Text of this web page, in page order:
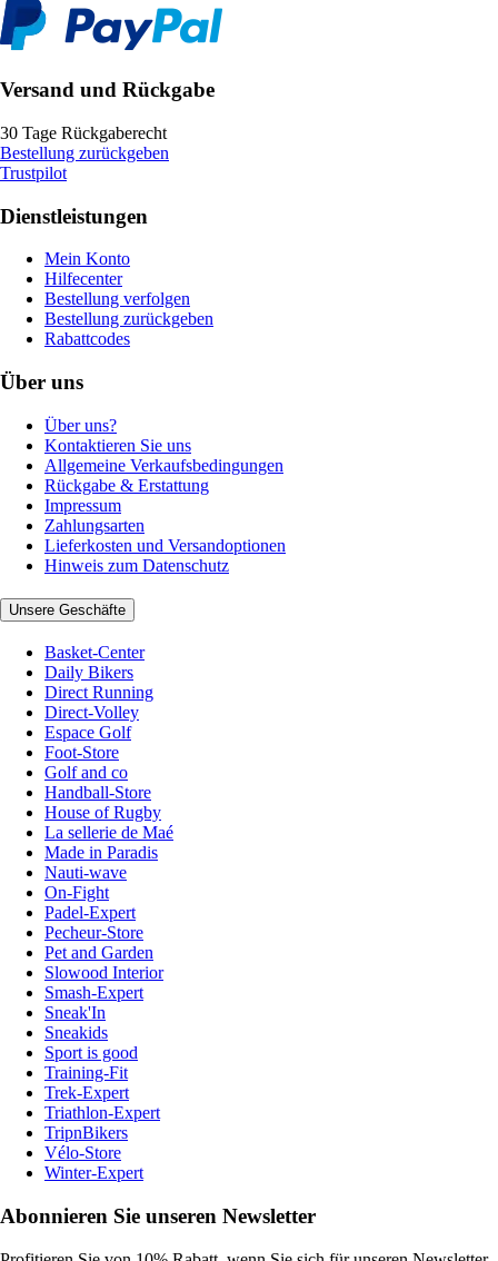
Versand und Rückgabe
30 Tage Rückgaberecht
Bestellung zurückgeben
Trustpilot
Dienstleistungen
Mein Konto
Hilfecenter
Bestellung verfolgen
Bestellung zurückgeben
Rabattcodes
Über uns
Über uns?
Kontaktieren Sie uns
Allgemeine Verkaufsbedingungen
Rückgabe & Erstattung
Impressum
Zahlungsarten
Lieferkosten und Versandoptionen
Hinweis zum Datenschutz
Unsere Geschäfte
Basket-Center
Daily Bikers
Direct Running
Direct-Volley
Espace Golf
Foot-Store
Golf and co
Handball-Store
House of Rugby
La sellerie de Maé
Made in Paradis
Nauti-wave
On-Fight
Padel-Expert
Pecheur-Store
Pet and Garden
Slowood Interior
Smash-Expert
Sneak'In
Sneakids
Sport is good
Training-Fit
Trek-Expert
Triathlon-Expert
TripnBikers
Vélo-Store
Winter-Expert
Abonnieren Sie unseren Newsletter